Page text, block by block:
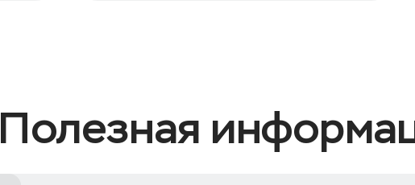
Полезная